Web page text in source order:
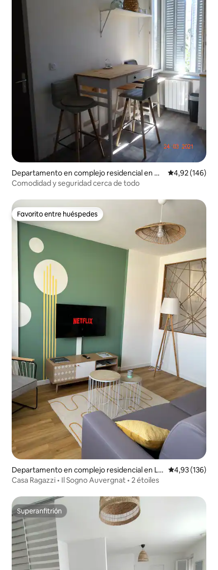
Departamento en complejo residencial en Cl
ermont-Ferrand
Calificación
4,92 (146)
Comodidad y seguridad cerca de todo
Favorito entre huéspedes
Favorito entre huéspedes
Departamento en complejo residencial en Le
mpdes
Calificación
4,93 (136)
Casa Ragazzi • Il Sogno Auvergnat • 2 étoiles
Superanfitrión
Superanfitrión